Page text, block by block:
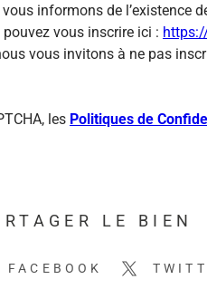
informons de l’existence
vous inscrire ici :
vous invitons à ne pas
les Politiques de
LE BIEN
FACEBOOK